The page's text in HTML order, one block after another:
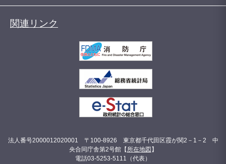
関連リンク
法人番号2000012020001 〒100-8926 東京都千代田区霞が関2－1－2 中
央合同庁舎第2号館【 所在地図 】
電話03-5253-5111（代表）